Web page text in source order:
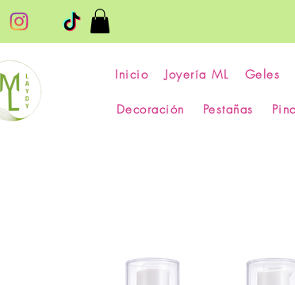
Inicio Joyería ML Geles
Decoración Pestañas